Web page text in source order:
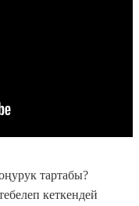
тартабы?
кеткендей